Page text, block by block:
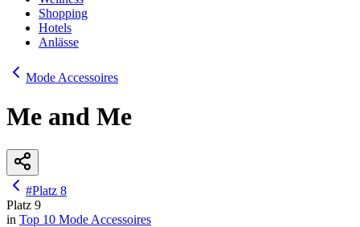
Shopping
Hotels
Anlässe
Mode Accessoires
Me and Me
#Platz 8
Platz 9
in Top 10 Mode Accessoires